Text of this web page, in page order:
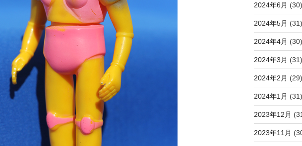
2024年6月 (30)
2024年5月 (31)
2024年4月 (30)
2024年3月 (31)
2024年2月 (29)
2024年1月 (31)
2023年12月
2023年11月